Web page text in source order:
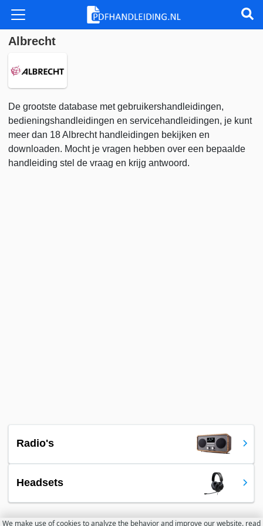
Albrecht
De grootste database met gebruikershandleidingen,
bedieningshandleidingen en servicehandleidingen, je kunt
meer dan 18 Albrecht handleidingen bekijken en
downloaden. Mocht je vragen hebben over een bepaalde
handleiding stel de vraag en krijg antwoord.
Radio's
Headsets
We make use of cookies to analyze the behavior and improve our website. read